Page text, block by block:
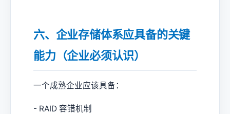
六、企业存储体系应具备的关键
能力（企业必须认识）
一个成熟企业应该具备：
- RAID 容错机制